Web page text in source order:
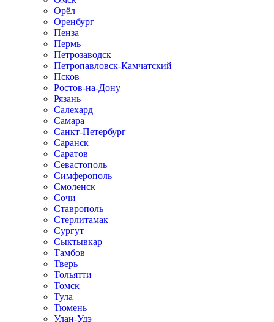
Орёл
Оренбург
Пенза
Пермь
Петрозаводск
Петропавловск-Камчатский
Псков
Ростов-на-Дону
Рязань
Салехард
Самара
Санкт-Петербург
Саранск
Саратов
Севастополь
Симферополь
Смоленск
Сочи
Ставрополь
Стерлитамак
Сургут
Сыктывкар
Тамбов
Тверь
Тольятти
Томск
Тула
Тюмень
Улан-Удэ